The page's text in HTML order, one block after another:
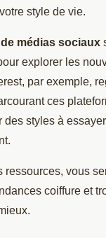
style de vie.
médias sociaux
explorer les
par exemple,
ces
des styles à
ressources, vous
coiffure et